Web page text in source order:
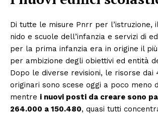
Di tutte le misure Pnrr per l’istruzione,
nido e scuole dell’infanzia e servizi di
per la prima infanzia era in origine il
per ambizione degli obiettivi ed entità
Dopo le diverse revisioni, le risorse dai
originari sono scese oggi a poco meno
mentre i nuovi posti da creare sono
264.000 a 150.480, quasi tutti